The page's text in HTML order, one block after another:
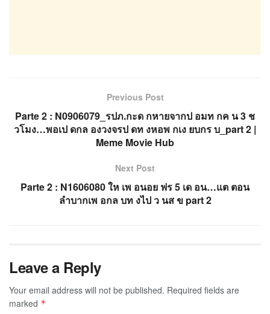
Previous Post
Parte 2 : N0906079_รปภ.กะด กหายจากป อมท กค น 3 ช
วโมง…พอเป ดกล องวงจรป ดท งหอพ กเง ยบกร บ_part 2 |
Meme Movie Hub
Next Post
Parte 2 : N1606080 ให เพ อนอย ฟร 5 เด อน…แต ตอน
ลำบากเพ อกล บท งไป ว นส ข part 2
Leave a Reply
Your email address will not be published. Required fields are
marked *